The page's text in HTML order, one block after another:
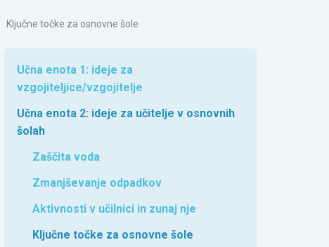
Ključne točke za osnovne šole
Učna enota 1: ideje za
vzgojiteljice/vzgojitelje
Učna enota 2: ideje za učitelje v osnovnih
šolah
Zaščita voda
Zmanjševanje odpadkov
Aktivnosti v učilnici in zunaj nje
Ključne točke za osnovne šole